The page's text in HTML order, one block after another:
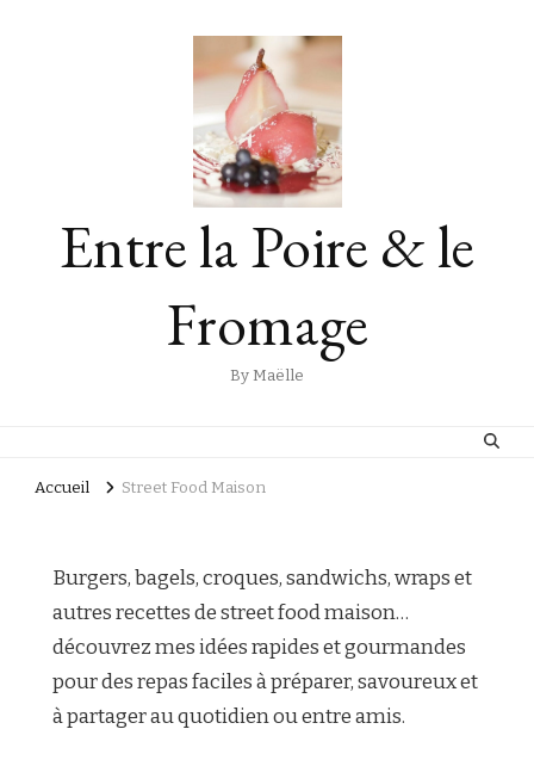
Entre la Poire & le
Fromage
By Maëlle
Accueil Street Food Maison
Burgers, bagels, croques, sandwichs, wraps et
autres recettes de street food maison…
découvrez mes idées rapides et gourmandes
pour des repas faciles à préparer, savoureux et
à partager au quotidien ou entre amis.